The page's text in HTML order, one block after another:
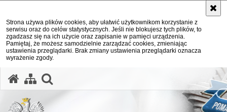
Strona używa plików cookies, aby ułatwić użytkownikom korzystanie z
serwisu oraz do celów statystycznych. Jeśli nie blokujesz tych plików, to
zgadzasz się na ich użycie oraz zapisanie w pamięci urządzenia.
Pamiętaj, że możesz samodzielnie zarządzać cookies, zmieniając
ustawienia przeglądarki. Brak zmiany ustawienia przeglądarki oznacza
wyrażenie zgody.